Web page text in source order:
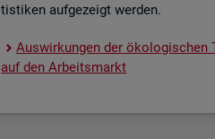
tis­ti­ken auf­ge­zeigt wer­den.
Aus­wir­kun­gen der öko­lo­gi­schen
auf den Ar­beits­markt